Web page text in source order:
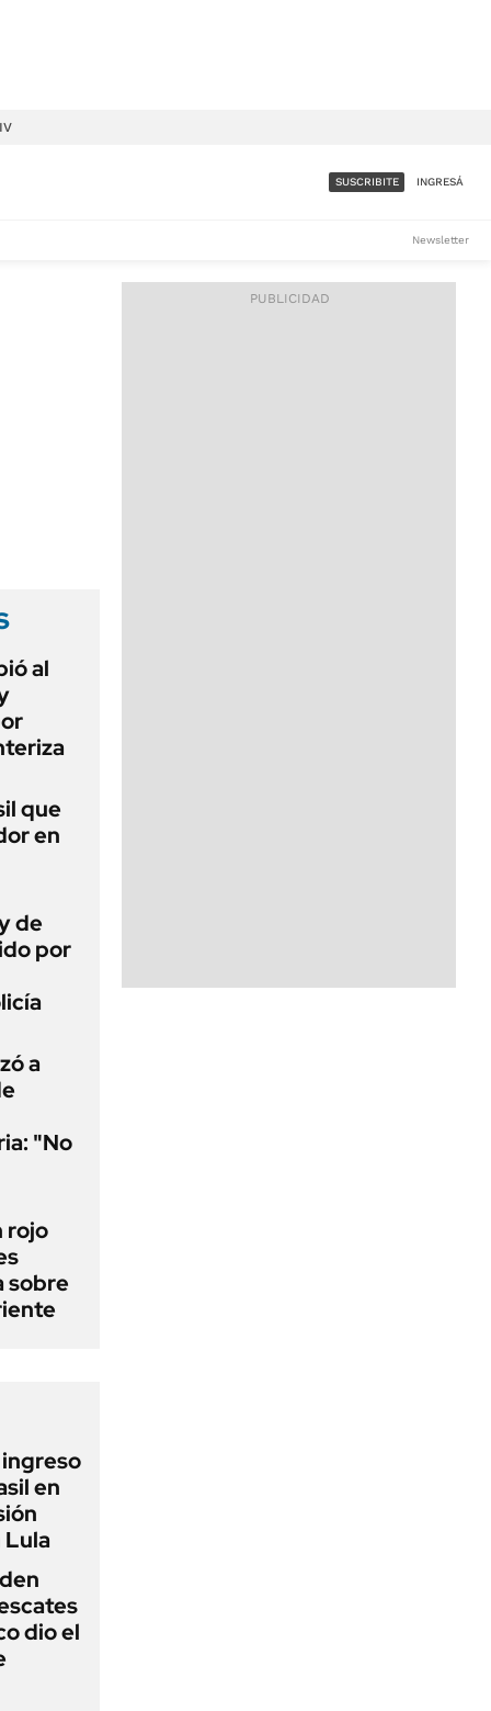
ACCESO FULL - $1.800/MES
SUSCRIBITE INGRESÁ
Newsletter
al
que
en
de
por
a
"No
rojo
sobre
en
dio el